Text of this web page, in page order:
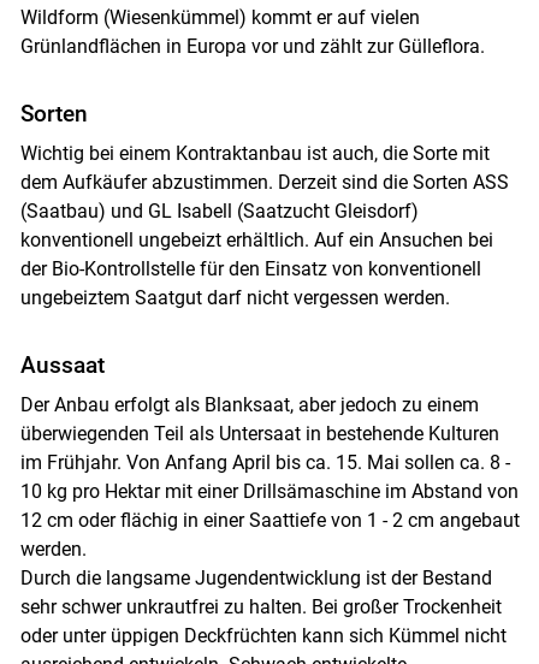
Skip to main content
Wildform (Wiesenkümmel) kommt er auf vielen
Grünlandflächen in Europa vor und zählt zur Gülleflora.
Sorten
Wichtig bei einem Kontraktanbau ist auch, die Sorte mit
dem Aufkäufer abzustimmen. Derzeit sind die Sorten ASS
(Saatbau) und GL Isabell (Saatzucht Gleisdorf)
konventionell ungebeizt erhältlich. Auf ein Ansuchen bei
der Bio-Kontrollstelle für den Einsatz von konventionell
ungebeiztem Saatgut darf nicht vergessen werden.
Aussaat
Der Anbau erfolgt als Blanksaat, aber jedoch zu einem
überwiegenden Teil als Untersaat in bestehende Kulturen
im Frühjahr. Von Anfang April bis ca. 15. Mai sollen ca. 8 -
10 kg pro Hektar mit einer Drillsämaschine im Abstand von
12 cm oder flächig in einer Saattiefe von 1 - 2 cm angebaut
werden.
Durch die langsame Jugendentwicklung ist der Bestand
sehr schwer unkrautfrei zu halten. Bei großer Trockenheit
oder unter üppigen Deckfrüchten kann sich Kümmel nicht